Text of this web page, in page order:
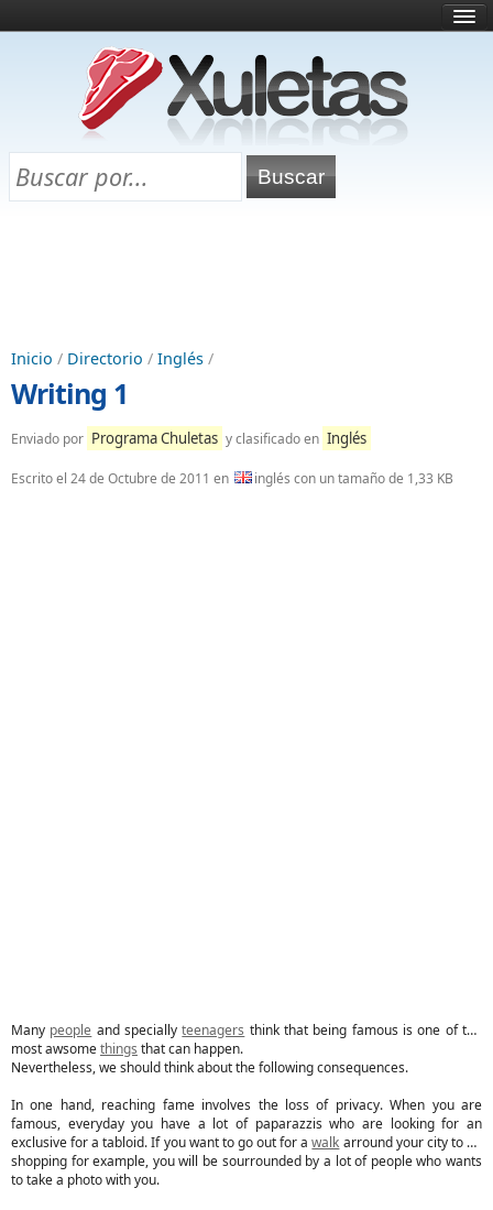
¿Qué es esto?
Directorio
Chuletas para exámenes
Inicio / Directorio / Inglés /
Writing 1
Enviado por Programa Chuletas y clasificado en Inglés
Escrito el 24 de Octubre de 2011 en inglés con un tamaño de 1,33 KB
Many people and speciallyteenagers think that being famous is one of the
most awsomethings that can happen.
Nevertheless, we should think about the following consequences.
In one hand, reaching fame involves the loss of privacy. When you are
famous, everyday you have a lot of paparazzis who are looking for an
exclusive for a tabloid. If you want to go out for awalk arround your city to go
shopping for example, you will be sourrounded by a lot of people who wants
to take a photo with you.